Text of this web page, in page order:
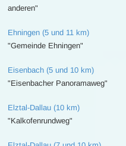
anderen"
Ehningen (5 und 11 km)
"Gemeinde Ehningen"
Eisenbach (5 und 10 km)
"Eisenbacher Panoramaweg"
Elztal-Dallau (10 km)
"Kalkofenrundweg"